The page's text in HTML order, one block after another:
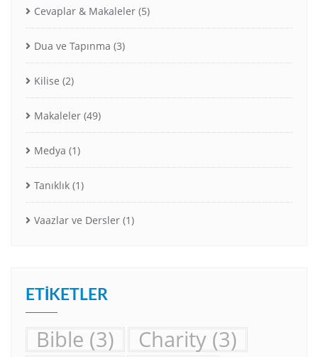
Cevaplar & Makaleler (5)
Dua ve Tapınma (3)
Kilise (2)
Makaleler (49)
Medya (1)
Tanıklık (1)
Vaazlar ve Dersler (1)
ETIKETLER
Bible (3) Charity (3)